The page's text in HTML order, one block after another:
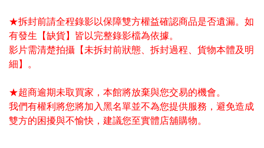
★拆封前請全程錄影以保障雙方權益確認商品是否遺漏。如
有發生【缺貨】皆以完整錄影檔為依據。
影片需清楚拍攝【未拆封前狀態、拆封過程、貨物本體及明
細】。
★超商逾期未取買家，本館將放棄與您交易的機會。
我們有權利將您將加入黑名單並不為您提供服務， 避免造成
雙方的困擾與不愉快 ，建議您至實體店舖購物。